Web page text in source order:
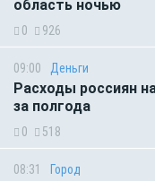
область ночью
0 926
09:00 Деньги
Расходы россиян
за полгода
0 518
08:31 Город